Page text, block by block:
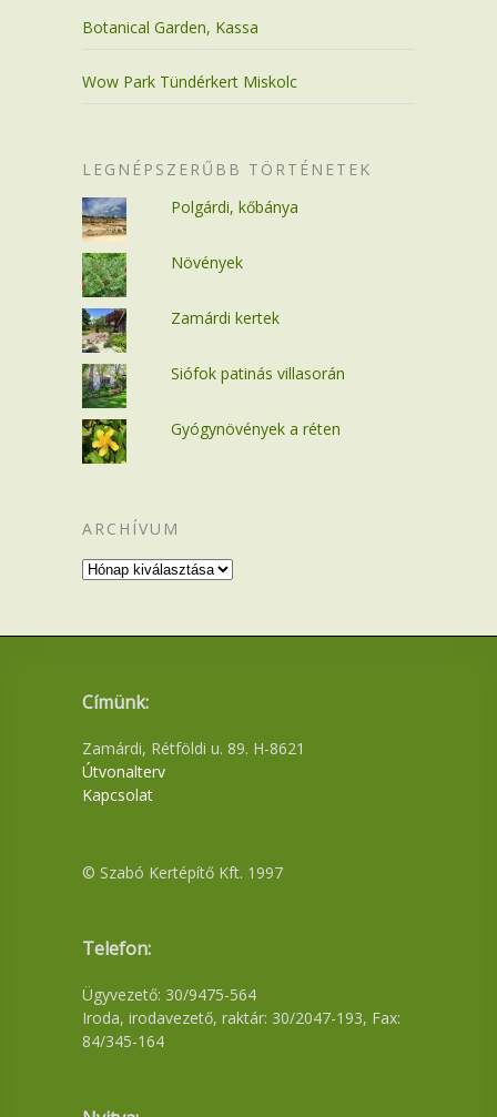
Botanical Garden, Kassa
Wow Park Tündérkert Miskolc
LEGNÉPSZERŰBB TÖRTÉNETEK
Polgárdi, kőbánya
Növények
Zamárdi kertek
Siófok patinás villasorán
Gyógynövények a réten
ARCHÍVUM
Archívum
Címünk:
Zamárdi, Rétföldi u. 89. H-8621
Útvonalterv
Kapcsolat
© Szabó Kertépítő Kft. 1997
Telefon:
Ügyvezető: 30/9475-564
Iroda, irodavezető, raktár: 30/2047-193, Fax:
84/345-164